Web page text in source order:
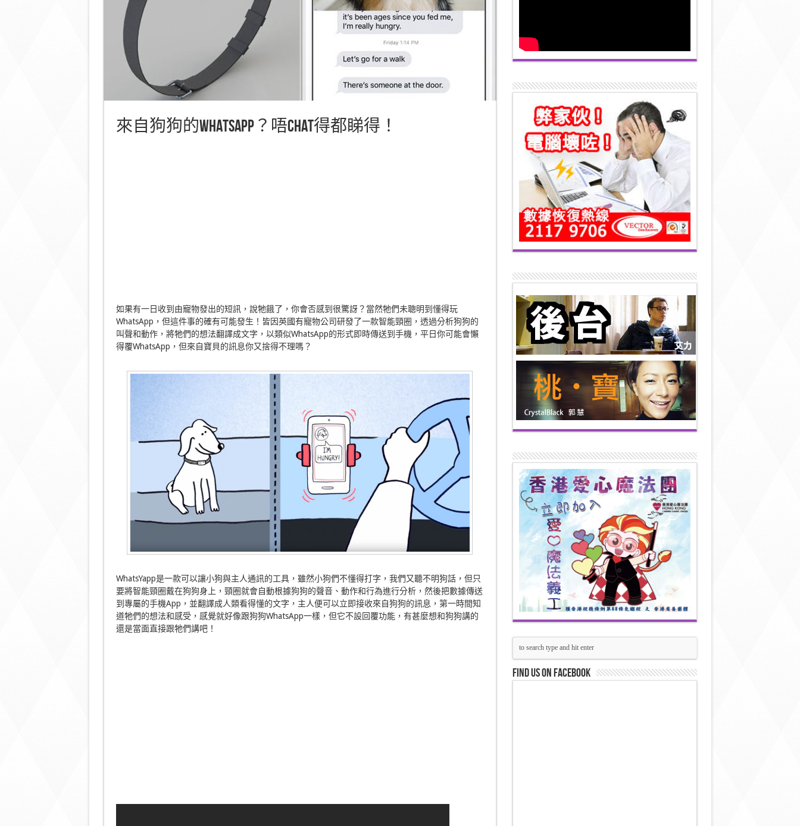
來自狗狗的WhatsApp？唔Chat得都睇得！
如果有一日收到由寵物發出的短訊，說牠餓了，你會否感到很驚訝？當然牠們未聰明到懂得玩
WhatsApp，但這件事的確有可能發生！皆因英國有寵物公司研發了一款智能頸圈，透過分析狗狗的
叫聲和動作，將牠們的想法翻譯成文字，以類似WhatsApp的形式即時傳送到手機，平日你可能會懶
得覆WhatsApp，但來自寶貝的訊息你又捨得不理嗎？
WhatsYapp是一款可以讓小狗與主人通訊的工具，雖然小狗們不懂得打字，我們又聽不明狗話，但只
要將智能頸圈戴在狗狗身上，頸圈就會自動根據狗狗的聲音、動作和行為進行分析，然後把數據傳送
到專屬的手機App，並翻譯成人類看得懂的文字，主人便可以立即接收來自狗狗的訊息，第一時間知
道牠們的想法和感受，感覺就好像跟狗狗WhatsApp一樣，但它不設回覆功能，有甚麼想和狗狗講的
還是當面直接跟牠們講吧！
Find us on Facebook